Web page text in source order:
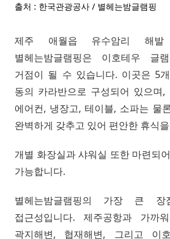
출처 : 한국관광공사 / 별헤는밤글램핑
제주 애월읍 유수암리 해
별헤는밤글램핑은 이호테우 글
거점이 될 수 있습니다. 이곳은 5
동의 카라반으로 구성되어 있으며
에어컨, 냉장고, 테이블, 소파는 물
완벽하게 갖추고 있어 편안한 휴식
개별 화장실과 샤워실 또한 마련되
가능합니다.
별헤는밤글램핑의 가장 큰
접근성입니다. 제주공항과 가까
곽지해변, 협재해변, 그리고 이